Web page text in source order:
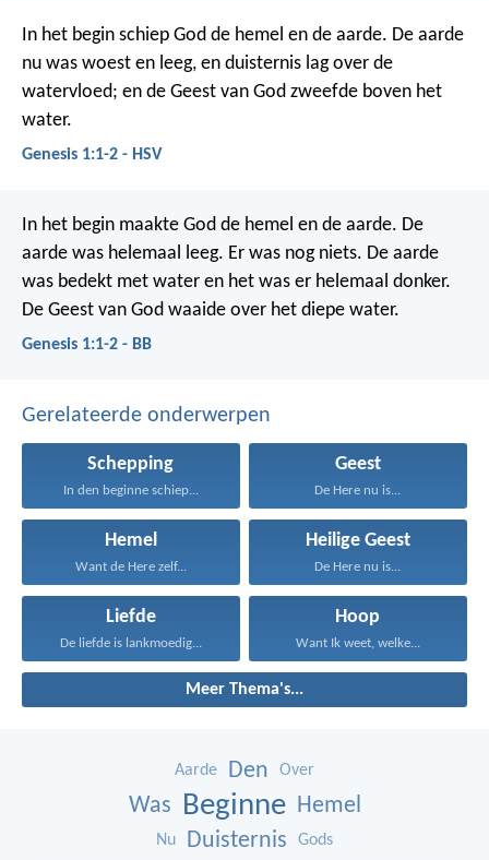
In het begin schiep God de hemel en de aarde. De aarde
nu was woest en leeg, en duisternis lag over de
watervloed; en de Geest van God zweefde boven het
water.
Genesis 1:1-2 - HSV
In het begin maakte God de hemel en de aarde. De
aarde was helemaal leeg. Er was nog niets. De aarde
was bedekt met water en het was er helemaal donker.
De Geest van God waaide over het diepe water.
Genesis 1:1-2 - BB
Gerelateerde onderwerpen
Schepping
In den beginne schiep...
Geest
De Here nu is...
Hemel
Want de Here zelf...
Heilige Geest
De Here nu is...
Liefde
De liefde is lankmoedig...
Hoop
Want Ik weet, welke...
Meer Thema's...
Aarde Den Over
Was Beginne Hemel
Nu Duisternis Gods